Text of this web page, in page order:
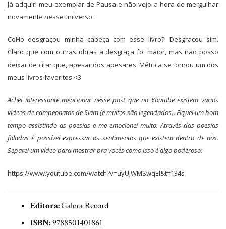
Já adquiri meu exemplar de Pausa e não vejo a hora de mergulhar
novamente nesse universo. ​
CoHo desgraçou minha cabeça com esse livro?! Desgraçou sim.
Claro que com outras obras a desgraça foi maior, mas não posso
deixar de citar que, apesar dos apesares, Métrica se tornou um dos
meus livros favoritos <3
Achei interessante mencionar nesse post que no Youtube existem vários
vídeos de campeonatos de Slam (e muitos são legendados). Fiquei um bom
tempo assistindo as poesias e me emocionei muito. Através das poesias
faladas é possível expressar os sentimentos que existem dentro de nós.
Separei um vídeo para mostrar pra vocês como isso é algo poderoso:
https://www.youtube.com/watch?v=uyUJWMSwqEI&t=134s
Editora:Galera Record
ISBN:9788501401861